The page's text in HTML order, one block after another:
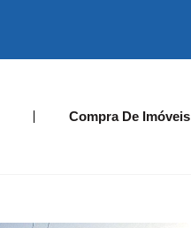
Compra De Imóveis